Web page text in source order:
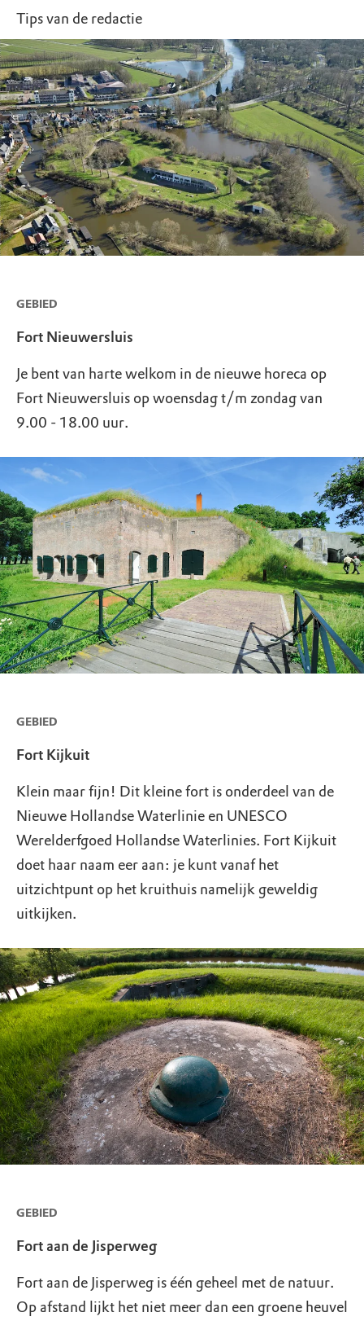
Tips van de redactie
GEBIED
Fort Nieuwersluis
Je bent van harte welkom in de nieuwe horeca op
Fort Nieuwersluis op woensdag t/m zondag van
9.00 - 18.00 uur.
GEBIED
Fort Kijkuit
Klein maar fijn! Dit kleine fort is onderdeel van de
Nieuwe Hollandse Waterlinie en UNESCO
Werelderfgoed Hollandse Waterlinies. Fort Kijkuit
doet haar naam eer aan: je kunt vanaf het
uitzichtpunt op het kruithuis namelijk geweldig
uitkijken.
GEBIED
Fort aan de Jisperweg
Fort aan de Jisperweg is één geheel met de natuur.
Op afstand lijkt het niet meer dan een groene heuvel